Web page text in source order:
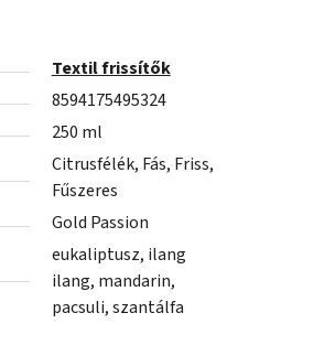
Textil frissítők
8594175495324
250 ml
Citrusfélék, Fás, Friss,
Fűszeres
Gold Passion
eukaliptusz, ilang
ilang, mandarin,
pacsuli, szantálfa